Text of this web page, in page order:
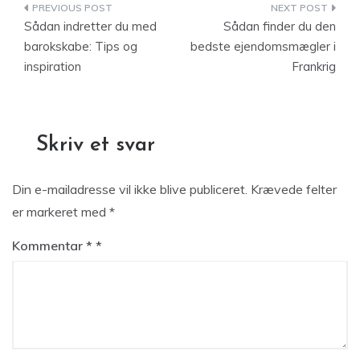
Indlægsnavigation
Sådan indretter du med
barokskabe: Tips og
inspiration
Sådan finder du den
bedste ejendomsmægler i
Frankrig
Skriv et svar
Din e-mailadresse vil ikke blive publiceret. Krævede felter
er markeret med *
Kommentar *